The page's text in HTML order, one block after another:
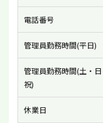
電話番号
管理員勤務時間(平日)
管理員勤務時間(土・日
祝)
休業日